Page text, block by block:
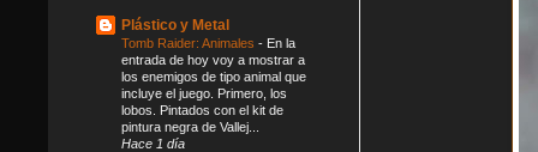
Plástico y Metal
Tomb Raider: Animales - En la
entrada de hoy voy a mostrar a
los enemigos de tipo animal que
incluye el juego. Primero, los
lobos. Pintados con el kit de
pintura negra de Vallej...
Hace 1 día